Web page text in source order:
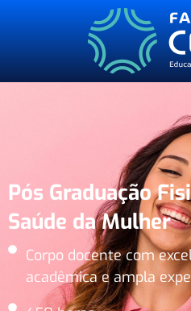
Pós Graduação
Saúde da Mulher
Corpo docente com
acadêmica e ampla